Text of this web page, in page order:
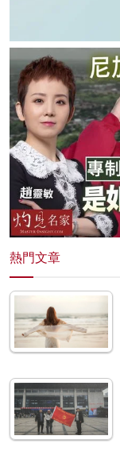
熱門文章